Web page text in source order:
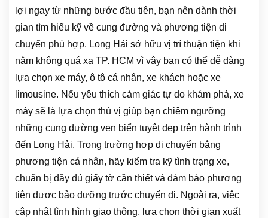
lợi ngay từ những bước đầu tiên, bạn nên dành thời
gian tìm hiểu kỹ về cung đường và phương tiện di
chuyển phù hợp. Long Hải sở hữu vị trí thuận tiện khi
nằm không quá xa TP. HCM vì vậy bạn có thể dễ dàng
lựa chọn xe máy, ô tô cá nhân, xe khách hoặc xe
limousine. Nếu yêu thích cảm giác tự do khám phá, xe
máy sẽ là lựa chọn thú vị giúp bạn chiêm ngưỡng
những cung đường ven biển tuyệt đẹp trên hành trình
đến Long Hải. Trong trường hợp di chuyển bằng
phương tiện cá nhân, hãy kiểm tra kỹ tình trạng xe,
chuẩn bị đầy đủ giấy tờ cần thiết và đảm bảo phương
tiện được bảo dưỡng trước chuyến đi. Ngoài ra, việc
cập nhật tình hình giao thông, lựa chọn thời gian xuất